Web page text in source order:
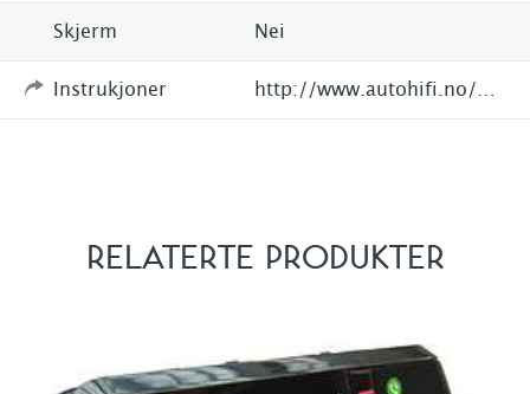
Skjerm Nei
Instrukjoner
RELATERTE PRODUKTER